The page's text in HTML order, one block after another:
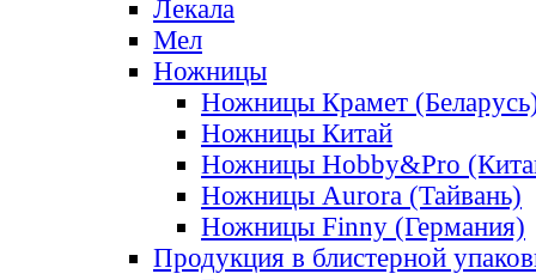
Лекала
Мел
Ножницы
Ножницы Крамет
Ножницы Китай
Ножницы Hobby&Pro
Ножницы Aurora (Тайвань)
Ножницы Finny (Германия)
Продукция в блистерной